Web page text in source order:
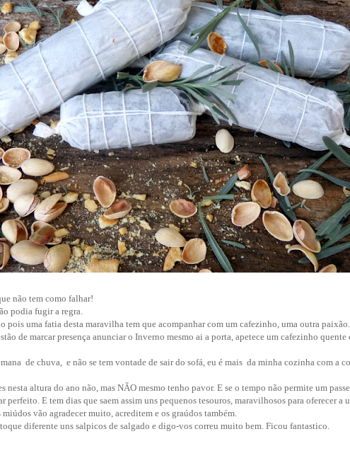
não tem como falhar!
podia fugir a regra.
pois uma fatia desta maravilha tem que acompanhar com um cafezinho, uma outra
de marcar presença anunciar o Inverno mesmo ai a porta, apetece um cafezinho quente
de chuva, e não se tem vontade de sair do sofá, eu é mais da minha cozinha com a
nesta altura do ano não, mas NÃO mesmo tenho pavor. E se o tempo não permite um
perfeito.E tem dias que saem assim uns pequenos tesouros, maravilhosos para oferecer a
miúdos vão agradecer muito, acreditem e os graúdostambém.
diferente uns salpicos de salgado e digo-vos correu muito bem. Ficou fantastico.